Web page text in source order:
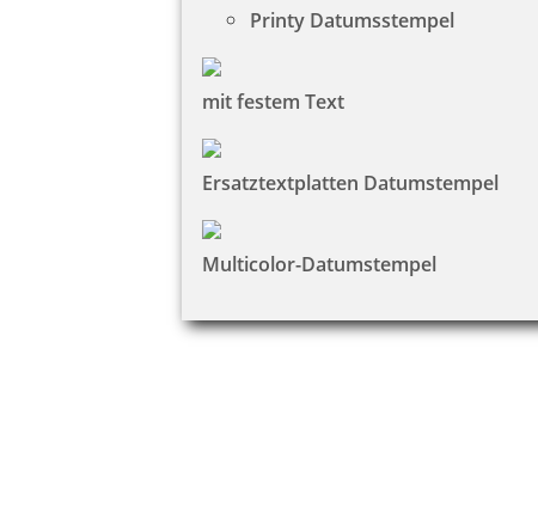
Printy Datumsstempel
mit festem Text
Ersatztextplatten Datumstempel
Multicolor-Datumstempel